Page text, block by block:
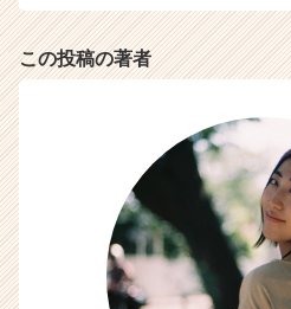
この投稿の著者